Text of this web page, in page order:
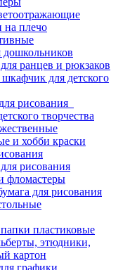
плечо
дошкольников
ранцев и рюкзаков
для детского
рисования
творчества
и хобби краски
рисования
фломастеры
для рисования
пластиковые
этюдники,
картон
графики